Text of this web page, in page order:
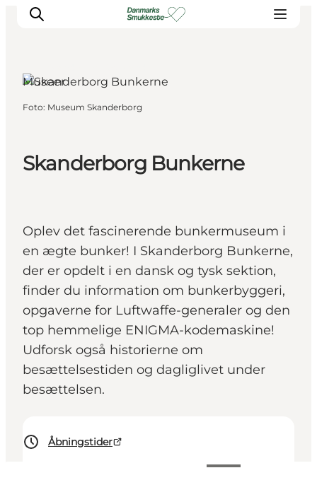
Det sker
Skanderborg Bunkerne
Oplev det fascinerende bunkermuseum i
en ægte bunker! I Skanderborg Bunkerne,
der er opdelt i en dansk og tysk sektion,
finder du information om bunkerbyggeri,
opgaverne for Luftwaffe-generaler og den
top hemmelige ENIGMA-kodemaskine!
Udforsk også historierne om
besættelsestiden og dagliglivet under
besættelsen.
Åbningstider
Museer
Foto: Museum Skanderborg